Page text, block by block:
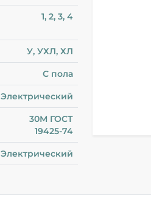
1, 2, 3, 4
У, УХЛ, ХЛ
С пола
Электрический
30М ГОСТ
19425-74
Электрический